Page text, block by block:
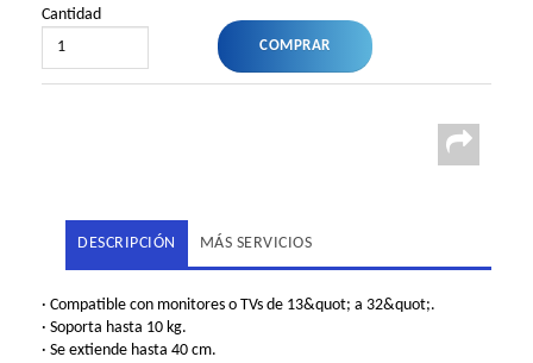
Cantidad
DESCRIPCIÓN MÁS SERVICIOS
· Compatible con monitores o TVs de 13&quot; a 32&quot;.
· Soporta hasta 10 kg.
· Se extiende hasta 40 cm.